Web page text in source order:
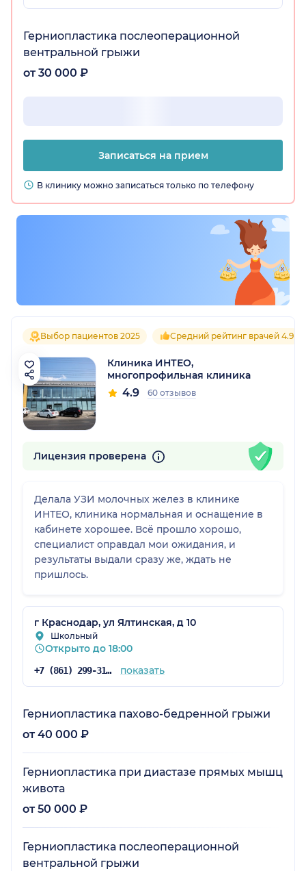
Герниопластика послеоперационной
вентральной грыжи
от 30 000 ₽
Записаться на прием
В клинику можно записаться только по телефону
Выбор пациентов 2025 Средний рейтинг врачей 4.9
Клиника ИНТЕО,
многопрофильная клиника
4.9 60 отзывов
Лицензия проверена
Делала УЗИ молочных желез в клинике
ИНТЕО, клиника нормальная и оснащение в
кабинете хорошее. Всё прошло хорошо,
специалист оправдал мои ожидания, и
результаты выдали сразу же, ждать не
пришлось.
г Краснодар, ул Ялтинская, д 10
Школьный
Открыто до 18:00
+7 (861) 299-31-80 показать
Герниопластика пахово-бедренной грыжи
от 40 000 ₽
Герниопластика при диастазе прямых мышц
живота
от 50 000 ₽
Герниопластика послеоперационной
вентральной грыжи